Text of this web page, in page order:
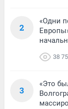
2
«Одни
38
3
«Это